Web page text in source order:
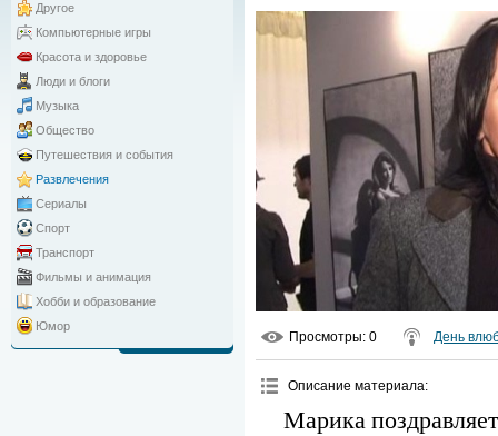
Другое
Компьютерные игры
Красота и здоровье
Люди и блоги
Музыка
Общество
Путешествия и события
Развлечения
Сериалы
Спорт
Транспорт
Фильмы и анимация
Хобби и образование
Юмор
Просмотры: 0 День
Описание материала:
Марика